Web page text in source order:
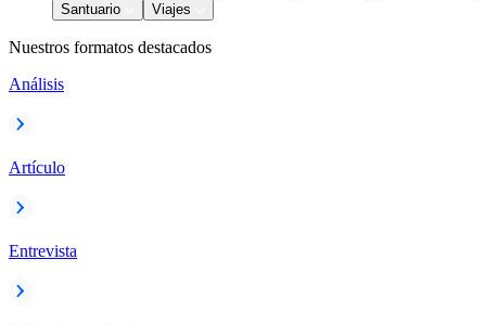
Santuario
Viajes
Nuestros formatos destacados
Análisis
Artículo
Entrevista